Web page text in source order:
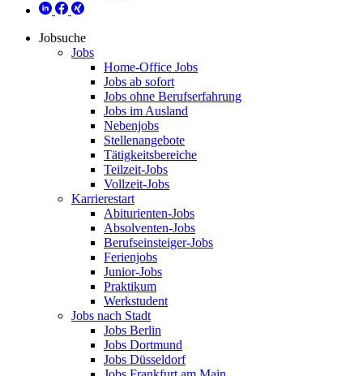
Jobsuche
Jobs
Home-Office Jobs
Jobs ab sofort
Jobs ohne Berufserfahrung
Jobs im Ausland
Nebenjobs
Stellenangebote
Tätigkeitsbereiche
Teilzeit-Jobs
Vollzeit-Jobs
Karrierestart
Abiturienten-Jobs
Absolventen-Jobs
Berufseinsteiger-Jobs
Ferienjobs
Junior-Jobs
Praktikum
Werkstudent
Jobs nach Stadt
Jobs Berlin
Jobs Dortmund
Jobs Düsseldorf